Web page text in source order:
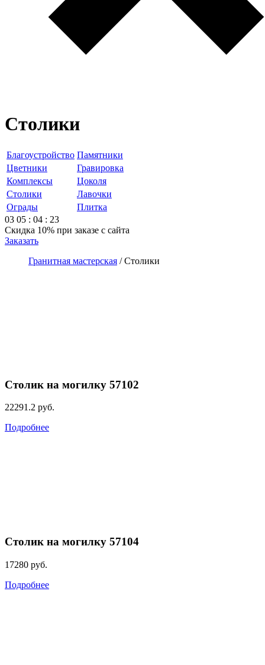
Столики
Благоустройство Памятники
Цветники
Гравировка
Комплексы
Цоколя
Столики
Лавочки
Ограды
Плитка
03 05 : 04 : 23
Скидка 10% при заказе с сайта
Заказать
Гранитная мастерская /Столики
Столик на могилку 57102
22291.2 руб.
Подробнее
Столик на могилку 57104
17280 руб.
Подробнее